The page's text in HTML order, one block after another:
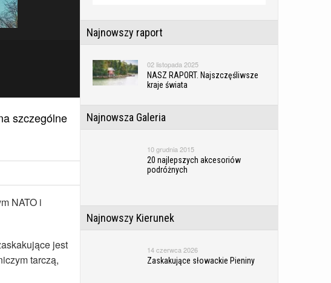
szczególne
NATO i
jest
tarczą,
Najnowszy raport
02 listopada 2025
NASZ RAPORT. Najszczęśliwsze
kraje świata
Najnowsza Galeria
10 grudnia 2015
20 najlepszych akcesoriów
podróżnych
Najnowszy Kierunek
14 czerwca 2026
Zaskakujące słowackie Pieniny